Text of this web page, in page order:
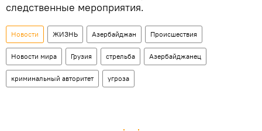
следственные мероприятия.
Новости ЖИЗНЬ Азербайджан Происшествия
Новости мира Грузия стрельба Азербайджанец
криминальный авторитет угроза